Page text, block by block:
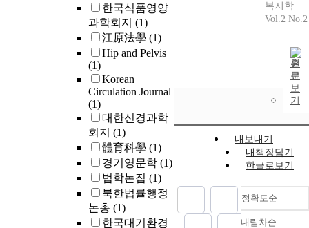
한국식품영양
과학회지 (1)
江原法學 (1)
Hip and Pelvis
(1)
Korean
Circulation Journal
(1)
대한신경과학
회지 (1)
體育科學 (1)
경기영문학 (1)
법학논집 (1)
북한법률행정
논총 (1)
한국대기환경
복지학
Vol.2 No.2
원
문
보
기
내보내기
내책장담기
한글로보기
정확도순
내림차순